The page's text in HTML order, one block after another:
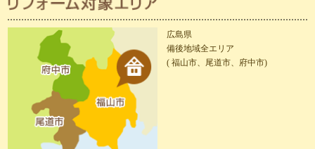
広島県
備後地域全エリア
( 福山市、尾道市、府中市)